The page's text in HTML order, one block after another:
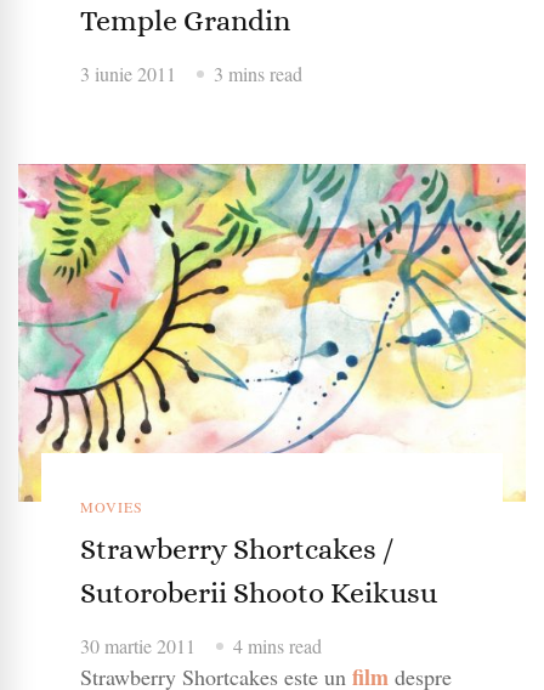
Temple Grandin
3 iunie 2011 3 mins read
MOVIES
Strawberry Shortcakes /
Sutoroberii Shooto Keikusu
30 martie 2011 4 mins read
Strawberry Shortcakes este un filmdespre